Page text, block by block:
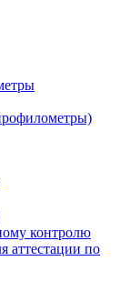
контролю
аттестации по